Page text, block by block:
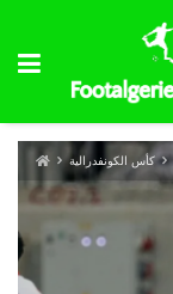
كأس الكونفدرالية